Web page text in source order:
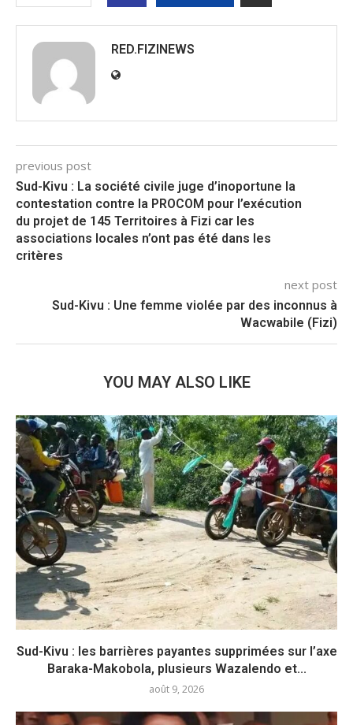
RED.FIZINEWS
previous post
Sud-Kivu : La société civile juge d’inoportune la
contestation contre la PROCOM pour l’exécution
du projet de 145 Territoires à Fizi car les
associations locales n’ont pas été dans les
critères
next post
Sud-Kivu : Une femme violée par des inconnus à
Wacwabile (Fizi)
YOU MAY ALSO LIKE
Sud-Kivu : les barrières payantes supprimées sur l’axe
Baraka-Makobola, plusieurs Wazalendo et...
août 9, 2026